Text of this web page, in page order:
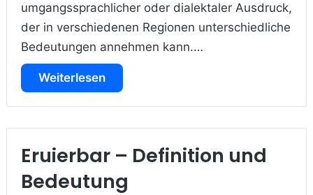
umgangssprachlicher oder dialektaler Ausdruck,
der in verschiedenen Regionen unterschiedliche
Bedeutungen annehmen kann.…
Weiterlesen
Eruierbar – Definition und
Bedeutung